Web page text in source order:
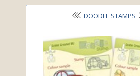
DOODLE STAMPS